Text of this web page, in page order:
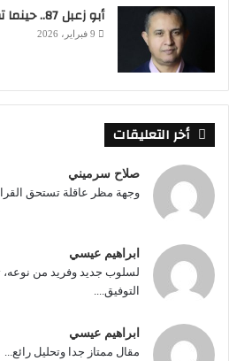
أبو زعبل 87.. حينما تصبح السينما علاجا للنفس
9 فبراير، 2026
أخر التعليقات
صلاح سرميني
وجهة مظر عاقلة تستحق
ابراهيم عيسي
لسلوب جديد وفريد من نوعه،
التوفيق....
ابراهيم عيسي
مقال ممتاز جدا وتحليل رائع...